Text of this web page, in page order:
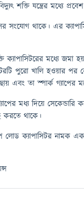
শক্তি যন্ত্রের মধ্যে
সংযোগ থাকে। এর
ক্যাপাসিটরের মধ্যে
পুরো খালি হওয়ার পর
এবং তা স্পার্ক গ্যাপের
মধ্য দিয়ে
করতে থাকে।
ক্যাপাসিটর নামক